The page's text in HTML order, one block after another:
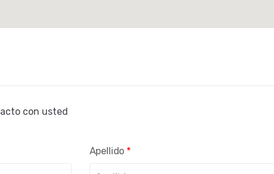
con usted
Apellido *